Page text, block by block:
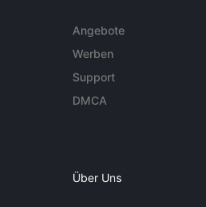
Angebote
Werben
Support
DMCA
Über Uns